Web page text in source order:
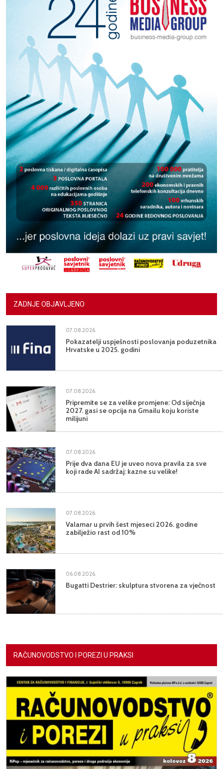
ZADNJE OBJAVLJENO
07.08.2026.
Pokazatelji uspješnosti poslovanja poduzetnika
Hrvatske u 2025. godini
07.08.2026.
Pripremite se za velike promjene: Od siječnja
2027. gasi se opcija na Gmailu koju koriste
milijuni
07.08.2026.
Prije dva dana EU je uveo nova pravila za sve
koji rade AI sadržaj: kazne su velike!
07.08.2026.
Valamar u prvih šest mjeseci 2026. godine
zabilježio rast od 10%
06.08.2026.
Bugatti Destrier: skulptura stvorena za vječnost
RAČUNOVODSTVO I POREZI U PRAKSI